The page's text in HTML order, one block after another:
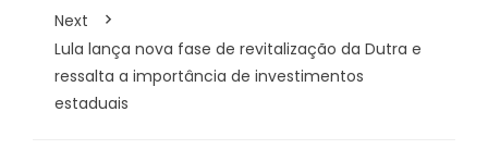
Next
Lula lança nova fase de revitalização da Dutra e
ressalta a importância de investimentos
estaduais